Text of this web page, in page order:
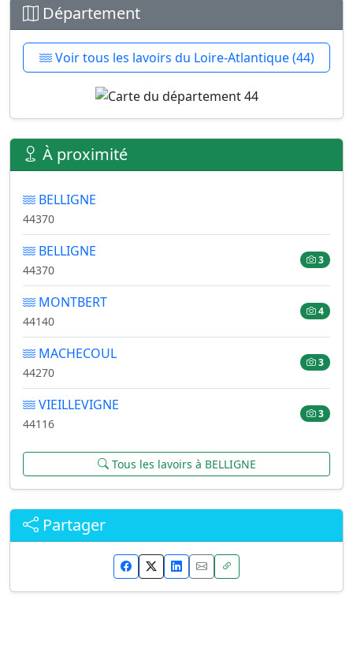
Département
Voir tous les lavoirs du Loire-Atlantique (44)
À proximité
BELLIGNE
44370
BELLIGNE
44370
3
MONTBERT
44140
4
MACHECOUL
44270
3
VIEILLEVIGNE
44116
3
Tous les lavoirs à BELLIGNE
Partager